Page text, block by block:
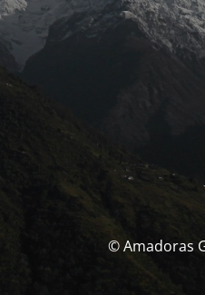
© Amadoras